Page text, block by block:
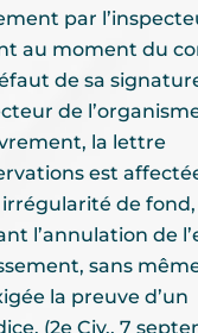
par
au moment du
de sa
de
la lettre
est
irrégularité de fond,
l’annulation de
sans
la preuve d’un
(2e Civ., 7